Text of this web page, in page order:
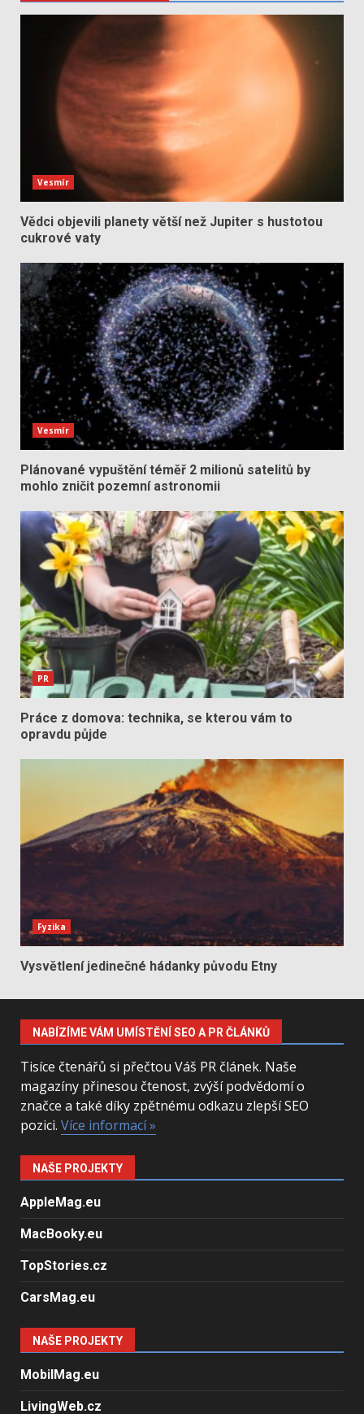
Vesmír
Vědci objevili planety větší než Jupiter s hustotou
cukrové vaty
Vesmír
Plánované vypuštění téměř 2 milionů satelitů by
mohlo zničit pozemní astronomii
PR
Práce z domova: technika, se kterou vám to
opravdu půjde
Fyzika
Vysvětlení jedinečné hádanky původu Etny
NABÍZÍME VÁM UMÍSTĚNÍ SEO A PR ČLÁNKŮ
Tisíce čtenářů si přečtou Váš PR článek. Naše
magazíny přinesou čtenost, zvýší podvědomí o
značce a také díky zpětnému odkazu zlepší SEO
pozici. Více informací »
NAŠE PROJEKTY
AppleMag.eu
MacBooky.eu
TopStories.cz
CarsMag.eu
NAŠE PROJEKTY
MobilMag.eu
LivingWeb.cz